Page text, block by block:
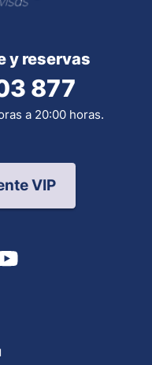
y reservas
877
a 20:00 horas.
VIP